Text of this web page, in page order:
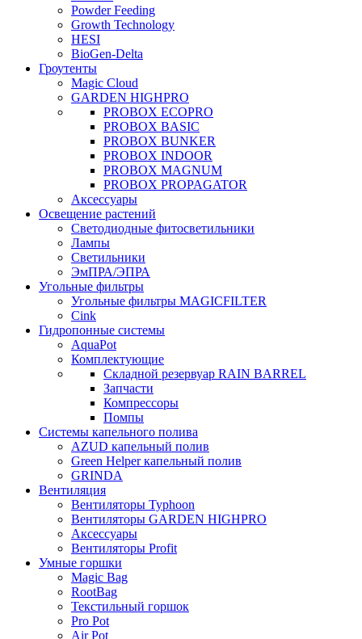
Powder Feeding
Growth Technology
HESI
BioGen-Delta
Гроутенты
Magic Cloud
GARDEN HIGHPRO
PROBOX ECOPRO
PROBOX BASIC
PROBOX BUNKER
PROBOX INDOOR
PROBOX MAGNUM
PROBOX PROPAGATOR
Аксессуары
Освещение растений
Светодиодные фитосветильники
Лампы
Светильники
ЭмПРА/ЭПРА
Угольные фильтры
Угольные фильтры MAGICFILTER
Cink
Гидропонные системы
AquaPot
Комплектующие
Складной резервуар RAIN BARREL
Запчасти
Компрессоры
Помпы
Системы капельного полива
AZUD капельный полив
Green Helper капельный полив
GRINDA
Вентиляция
Вентиляторы Typhoon
Вентиляторы GARDEN HIGHPRO
Аксессуары
Вентиляторы Profit
Умные горшки
Magic Bag
RootBag
Текстильный горшок
Pro Pot
Air Pot